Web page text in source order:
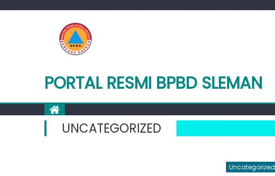
PORTAL RESMI BPBD SLEMAN
UNCATEGORIZED
Uncategorized